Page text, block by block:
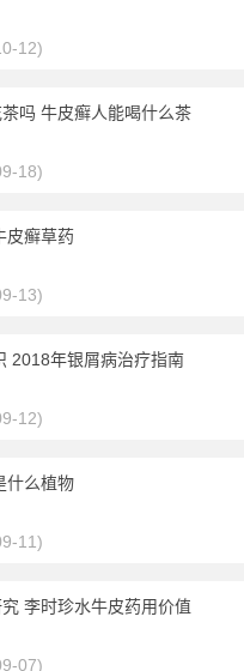
12)
吗 牛皮癣人能喝什么茶
18)
皮癣草药
13)
2018年银屑病治疗指南
12)
什么植物
11)
李时珍水牛皮药用价值
07)